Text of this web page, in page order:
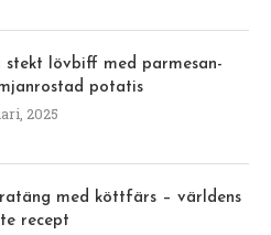
stekt lövbiff med parmesan-
potatis
2025
med köttfärs – världens
recept